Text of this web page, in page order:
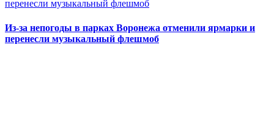
Из-за непогоды в парках Воронежа отменили ярмарки и
перенесли музыкальный флешмоб